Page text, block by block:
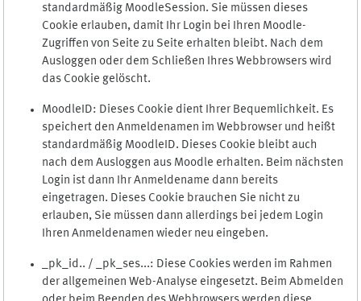
standardmäßig MoodleSession. Sie müssen dieses
Cookie erlauben, damit Ihr Login bei Ihren Moodle-
Zugriffen von Seite zu Seite erhalten bleibt. Nach dem
Ausloggen oder dem Schließen Ihres Webbrowsers wird
das Cookie gelöscht.
MoodleID: Dieses Cookie dient Ihrer Bequemlichkeit. Es
speichert den Anmeldenamen im Webbrowser und heißt
standardmäßig MoodleID. Dieses Cookie bleibt auch
nach dem Ausloggen aus Moodle erhalten. Beim nächsten
Login ist dann Ihr Anmeldename dann bereits
eingetragen. Dieses Cookie brauchen Sie nicht zu
erlauben, Sie müssen dann allerdings bei jedem Login
Ihren Anmeldenamen wieder neu eingeben.
_pk_id.. / _pk_ses...: Diese Cookies werden im Rahmen
der allgemeinen Web-Analyse eingesetzt. Beim Abmelden